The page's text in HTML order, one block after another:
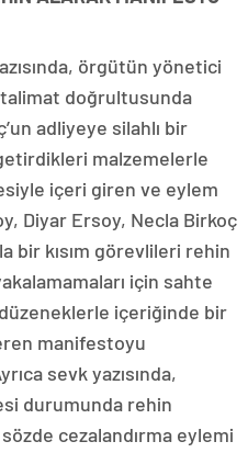
örgütün yönetici
doğrultusunda
adliyeye silahlı bir
malzemelerle
içeri giren ve eylem
Diyar Ersoy, Necla Birkoç
bir kısım görevlileri rehin
için sahte
içeriğinde bir
manifestoyu
sevk yazısında,
durumunda rehin
cezalandırma eylemi